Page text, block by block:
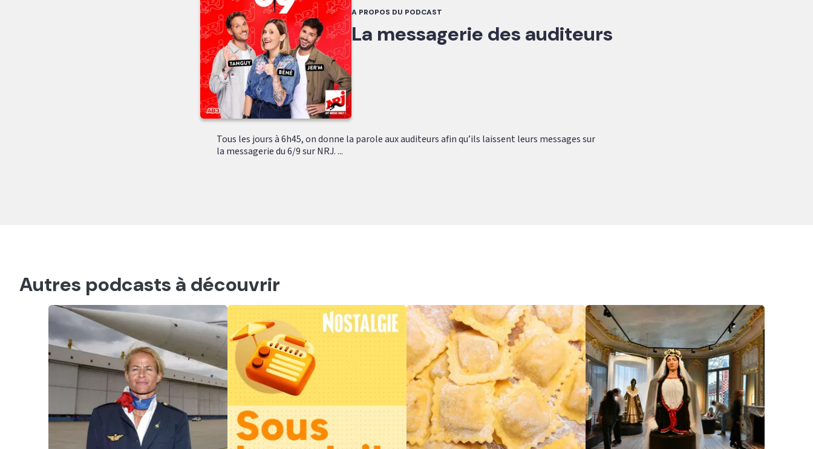
A PROPOS DU PODCAST
La messagerie des auditeurs
Tous les jours à 6h45, on donne la parole aux auditeurs afin qu’ils laissent leurs messages sur
la messagerie du 6/9 sur NRJ. ...
Autres podcasts à découvrir